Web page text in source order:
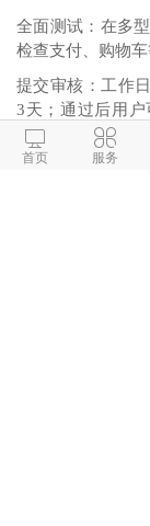
全面测试‌：在多
检查支付、购物
提交审核‌：工作
3天；通过后用
菜单访问商城。
关键提示

首页

服务